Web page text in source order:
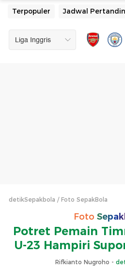
Terpopuler Jadwal
detikSepakbola Foto SepakBola
Foto
Potret Pemain
U-23 Hampiri
Rifkianto Nugroho -